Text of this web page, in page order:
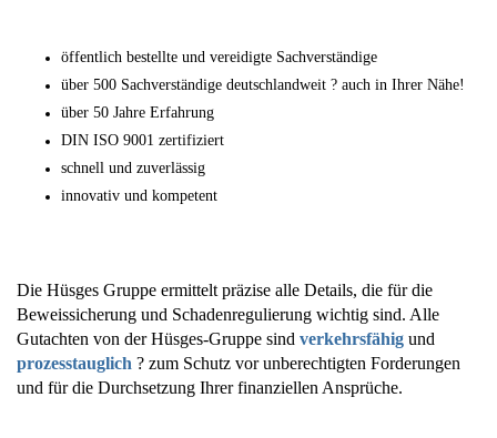
öffentlich bestellte und vereidigte Sachverständige
über 500 Sachverständige deutschlandweit ? auch in Ihrer Nähe!
über 50 Jahre Erfahrung
DIN ISO 9001 zertifiziert
schnell und zuverlässig
innovativ und kompetent
Die Hüsges Gruppe ermittelt präzise alle Details, die für die
Beweissicherung und Schadenregulierung wichtig sind. Alle
Gutachten von der Hüsges-Gruppe sind verkehrsfähig und
prozesstauglich ? zum Schutz vor unberechtigten Forderungen
und für die Durchsetzung Ihrer finanziellen Ansprüche.